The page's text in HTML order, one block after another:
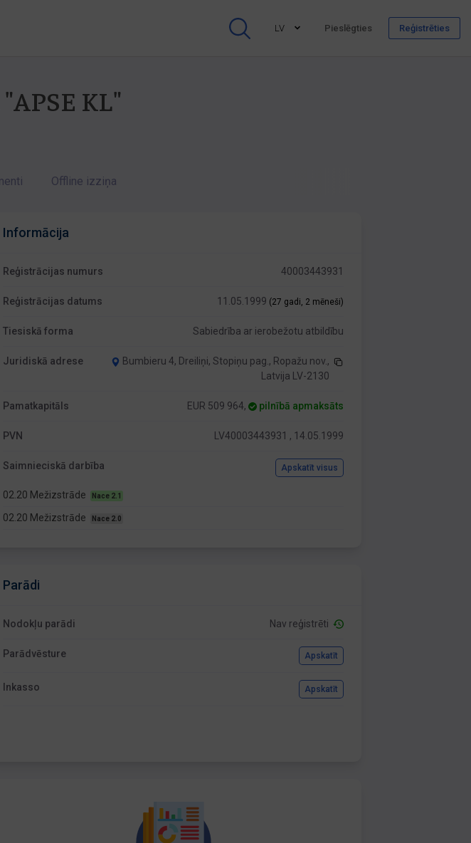
LV Pieslēgties Reģistrēties
KL"
Offline izziņa
Informācija
Reģistrācijas numurs 40003443931
Reģistrācijas datums 11.05.1999 (27 gadi, 2 mēneši)
Tiesiskā forma Sabiedrība ar ierobežotu atbildību
Juridiskā adrese
Bumbieru 4, Dreiliņi, Stopiņu pag., Ropažu nov.,
Latvija LV-2130
Pamatkapitāls EUR 509 964, pilnībā apmaksāts
PVN LV40003443931 , 14.05.1999
Saimnieciskā darbība Apskatīt visus
02.20 Mežizstrāde Nace 2.1
02.20 Mežizstrāde Nace 2.0
Parādi
Nodokļu parādi Nav reģistrēti
Parādvēsture Apskatīt
Inkasso Apskatīt